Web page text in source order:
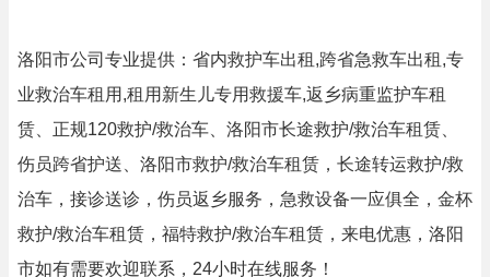
洛阳市公司专业提供：省内救护车出租,跨省急救车出租,专
业救治车租用,租用新生儿专用救援车,返乡病重监护车租
赁、正规120救护/救治车、洛阳市长途救护/救治车租赁、
伤员跨省护送、洛阳市救护/救治车租赁，长途转运救护/救
治车，接诊送诊，伤员返乡服务，急救设备一应俱全，金杯
救护/救治车租赁，福特救护/救治车租赁，来电优惠，洛阳
市如有需要欢迎联系，24小时在线服务！